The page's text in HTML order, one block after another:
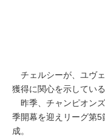
チェルシーが、ユヴ
獲得に関心を示している
昨季、チャンピオン
季開幕を迎えリーグ第
成。